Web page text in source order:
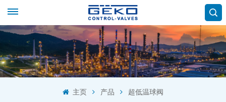
主页 产品 超低温球阀